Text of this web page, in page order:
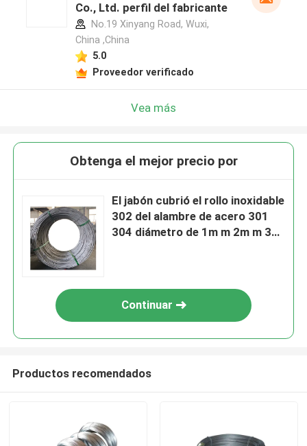
Co., Ltd. perfil del fabricante
No.19 Xinyang Road, Wuxi,
China ,China
5.0
Proveedor verificado
Vea más
Obtenga el mejor precio por
El jabón cubrió el rollo inoxidable
302 del alambre de acero 301
304 diámetro de 1m m 2m m 3m
Continuar
Productos recomendados